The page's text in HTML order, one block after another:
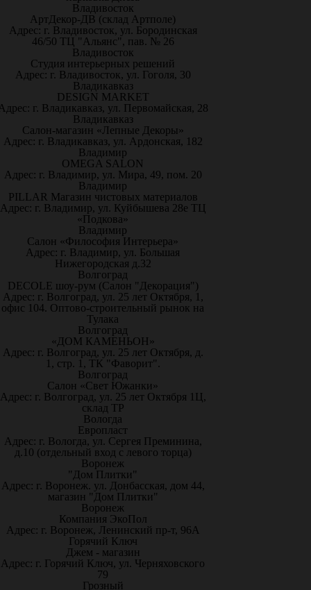
Владивосток
АртДекор-ДВ (склад Артполе)
Адрес: г. Владивосток, ул. Бородинская
46/50 ТЦ "Альянс", пав. № 26
Владивосток
Студия интерьерных решений
Адрес: г. Владивосток, ул. Гоголя, 30
Владикавказ
DESIGN MARKET
г. Владикавказ, ул. Первомайская, 28
Владикавказ
Салон-магазин «Лепные Декоры»
Адрес: г. Владикавказ, ул. Ардонская, 182
Владимир
OMEGA SALON
Адрес: г. Владимир, ул. Мира, 49, пом. 20
Владимир
PILLAR Магазин чистовых материалов
Адрес: г. Владимир, ул. Куйбышева 28е ТЦ
«Подкова»
Владимир
Салон «Философия Интерьера»
Адрес: г. Владимир, ул. Большая
Нижегородская д.32
Волгоград
DECOLE шоу-рум (Салон "Декорация")
Адрес: г. Волгоград, ул. 25 лет Октября, 1,
офис 104. Оптово-строительный рынок на
Тулака
Волгоград
«ДОМ КАМЕНЬОН»
Адрес: г. Волгоград, ул. 25 лет Октября, д.
1, стр. 1, ТК "Фаворит".
Волгоград
Салон «Свет Южанки»
Адрес: г. Волгоград, ул. 25 лет Октября 1Ц,
склад ТР
Вологда
Европласт
Адрес: г. Вологда, ул. Сергея Преминина,
д.10 (отдельный вход с левого торца)
Воронеж
"Дом Плитки"
Адрес: г. Воронеж. ул. Донбасская, дом 44,
магазин "Дом Плитки"
Воронеж
Компания ЭкоПол
Адрес: г. Воронеж, Ленинский пр-т, 96А
Горячий Ключ
Джем - магазин
Адрес: г. Горячий Ключ, ул. Черняховского
79
Грозный